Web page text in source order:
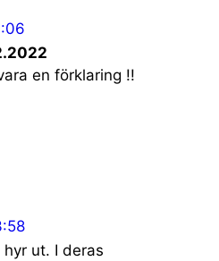
en förklaring !!
ut. I deras